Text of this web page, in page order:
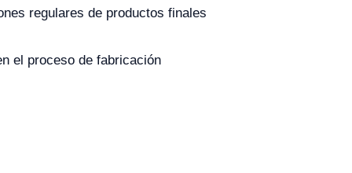
regulares de productos finales
el proceso de fabricación